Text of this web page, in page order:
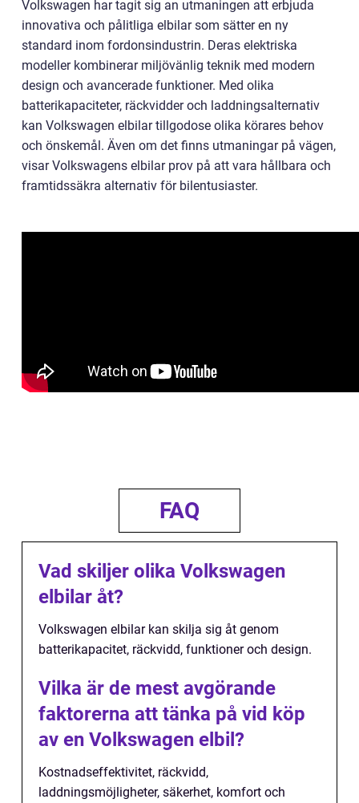
Volkswagen har tagit sig an utmaningen att erbjuda
innovativa och pålitliga elbilar som sätter en ny
standard inom fordonsindustrin. Deras elektriska
modeller kombinerar miljövänlig teknik med modern
design och avancerade funktioner. Med olika
batterikapaciteter, räckvidder och laddningsalternativ
kan Volkswagen elbilar tillgodose olika körares behov
och önskemål. Även om det finns utmaningar på vägen,
visar Volkswagens elbilar prov på att vara hållbara och
framtidssäkra alternativ för bilentusiaster.
FAQ
Vad skiljer olika Volkswagen
elbilar åt?
Volkswagen elbilar kan skilja sig åt genom
batterikapacitet, räckvidd, funktioner och design.
Vilka är de mest avgörande
faktorerna att tänka på vid köp
av en Volkswagen elbil?
Kostnadseffektivitet, räckvidd,
laddningsmöjligheter, säkerhet, komfort och